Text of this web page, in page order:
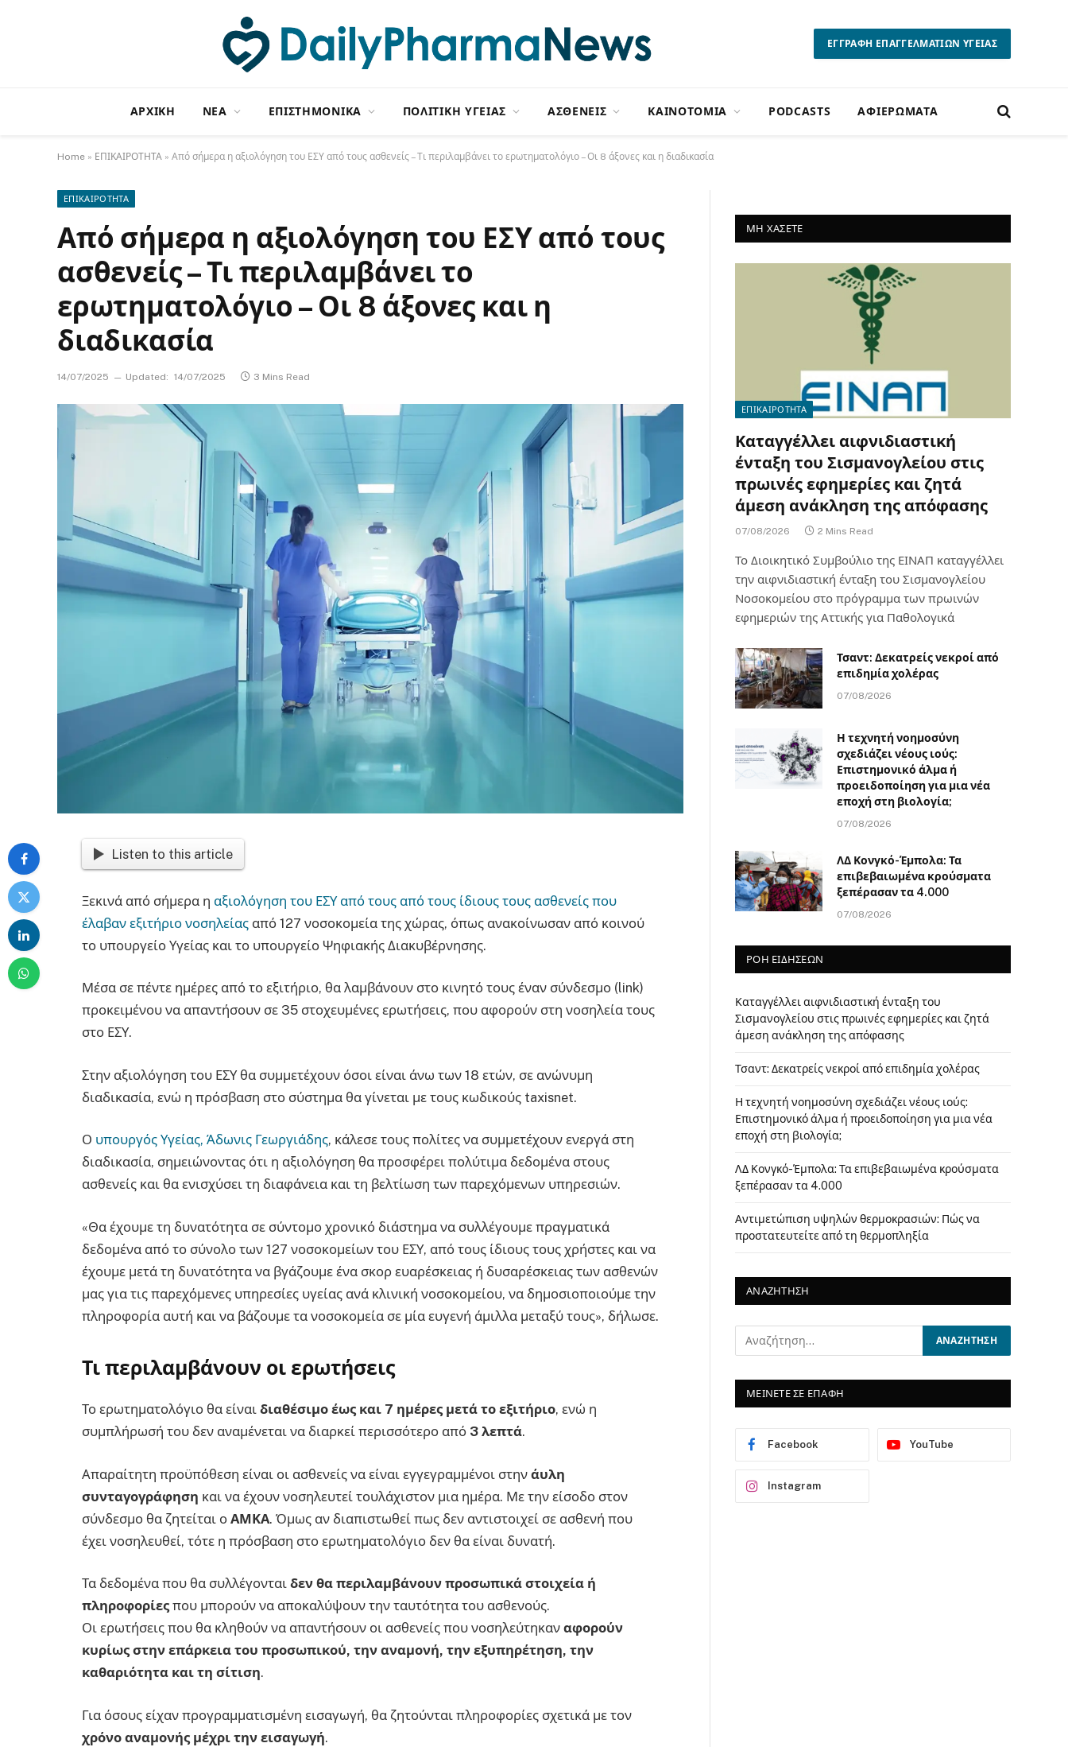
ΕΓΓΡΑΦΗ ΕΠΑΓΓΕΛΜΑΤΙΩΝ ΥΓΕΙΑΣ
ΑΡΧΙΚΗ NΕΑ ΕΠΙΣΤΗΜΟΝΙΚΑ ΠΟΛΙΤΙΚΗ ΥΓΕΙΑΣ ΑΣΘΕΝΕΙΣ ΚΑΙΝΟΤΟΜΙΑ PODCASTS ΑΦΙΕΡΩΜΑΤΑ
Home » ΕΠΙΚΑΙΡΟΤΗΤΑ » Από σήμερα η αξιολόγηση του ΕΣΥ από τους ασθενείς – Τι περιλαμβάνει το ερωτηματολόγιο – Οι 8 άξονες και η διαδικασία
ΕΠΙΚΑΙΡΟΤΗΤΑ
Από σήμερα η αξιολόγηση του ΕΣΥ από τους
ασθενείς – Τι περιλαμβάνει το
ερωτηματολόγιο – Οι 8 άξονες και η
διαδικασία
14/07/2025 Updated: 14/07/2025 3 Mins Read
Listen to this article
Ξεκινά από σήμερα η αξιολόγηση του ΕΣΥ από τους από τους ίδιους τους ασθενείς που
έλαβαν εξιτήριο νοσηλείας από 127 νοσοκομεία της χώρας, όπως ανακοίνωσαν από κοινού
το υπουργείο Υγείας και το υπουργείο Ψηφιακής Διακυβέρνησης.
Μέσα σε πέντε ημέρες από το εξιτήριο, θα λαμβάνουν στο κινητό τους έναν σύνδεσμο (link)
προκειμένου να απαντήσουν σε 35 στοχευμένες ερωτήσεις, που αφορούν στη νοσηλεία τους
στο ΕΣΥ.
Στην αξιολόγηση του ΕΣΥ θα συμμετέχουν όσοι είναι άνω των 18 ετών, σε ανώνυμη
διαδικασία, ενώ η πρόσβαση στο σύστημα θα γίνεται με τους κωδικούς taxisnet.
Ο υπουργός Υγείας, Άδωνις Γεωργιάδης, κάλεσε τους πολίτες να συμμετέχουν ενεργά στη
διαδικασία, σημειώνοντας ότι η αξιολόγηση θα προσφέρει πολύτιμα δεδομένα στους
ασθενείς και θα ενισχύσει τη διαφάνεια και τη βελτίωση των παρεχόμενων υπηρεσιών.
«Θα έχουμε τη δυνατότητα σε σύντομο χρονικό διάστημα να συλλέγουμε πραγματικά
δεδομένα από το σύνολο των 127 νοσοκομείων του ΕΣΥ, από τους ίδιους τους χρήστες και να
έχουμε μετά τη δυνατότητα να βγάζουμε ένα σκορ ευαρέσκειας ή δυσαρέσκειας των ασθενών
μας για τις παρεχόμενες υπηρεσίες υγείας ανά κλινική νοσοκομείου, να δημοσιοποιούμε την
πληροφορία αυτή και να βάζουμε τα νοσοκομεία σε μία ευγενή άμιλλα μεταξύ τους», δήλωσε.
Τι περιλαμβάνουν οι ερωτήσεις
Το ερωτηματολόγιο θα είναι διαθέσιμο έως και 7 ημέρες μετά το εξιτήριο, ενώ η
συμπλήρωσή του δεν αναμένεται να διαρκεί περισσότερο από 3 λεπτά.
Απαραίτητη προϋπόθεση είναι οι ασθενείς να είναι εγγεγραμμένοι στην άυλη
συνταγογράφηση και να έχουν νοσηλευτεί τουλάχιστον μια ημέρα. Με την είσοδο στον
σύνδεσμο θα ζητείται ο ΑΜΚΑ. Όμως αν διαπιστωθεί πως δεν αντιστοιχεί σε ασθενή που
έχει νοσηλευθεί, τότε η πρόσβαση στο ερωτηματολόγιο δεν θα είναι δυνατή.
Τα δεδομένα που θα συλλέγονται δεν θα περιλαμβάνουν προσωπικά στοιχεία ή
πληροφορίες που μπορούν να αποκαλύψουν την ταυτότητα του ασθενούς.
Οι ερωτήσεις που θα κληθούν να απαντήσουν οι ασθενείς που νοσηλεύτηκαν αφορούν
κυρίως στην επάρκεια του προσωπικού, την αναμονή, την εξυπηρέτηση, την
καθαριότητα και τη σίτιση.
Για όσους είχαν προγραμματισμένη εισαγωγή, θα ζητούνται πληροφορίες σχετικά με τον
χρόνο αναμονής μέχρι την εισαγωγή.
ΜΗ ΧΑΣΕΤΕ
ΕΠΙΚΑΙΡΟΤΗΤΑ
Καταγγέλλει αιφνιδιαστική
ένταξη του Σισμανογλείου στις
πρωινές εφημερίες και ζητά
άμεση ανάκληση της απόφασης
07/08/2026 2 Mins Read
Το Διοικητικό Συμβούλιο της ΕΙΝΑΠ καταγγέλλει
την αιφνιδιαστική ένταξη του Σισμανογλείου
Νοσοκομείου στο πρόγραμμα των πρωινών
εφημεριών της Αττικής για Παθολογικά
Τσαντ: Δεκατρείς νεκροί από
επιδημία χολέρας
07/08/2026
Η τεχνητή νοημοσύνη
σχεδιάζει νέους ιούς:
Επιστημονικό άλμα ή
προειδοποίηση για μια νέα
εποχή στη βιολογία;
07/08/2026
ΛΔ Κονγκό-Έμπολα: Τα
επιβεβαιωμένα κρούσματα
ξεπέρασαν τα 4.000
07/08/2026
ΡΟΗ ΕΙΔΗΣΕΩΝ
Καταγγέλλει αιφνιδιαστική ένταξη του
Σισμανογλείου στις πρωινές εφημερίες και ζητά
άμεση ανάκληση της απόφασης
Τσαντ: Δεκατρείς νεκροί από επιδημία χολέρας
Η τεχνητή νοημοσύνη σχεδιάζει νέους ιούς:
Επιστημονικό άλμα ή προειδοποίηση για μια νέα
εποχή στη βιολογία;
ΛΔ Κονγκό-Έμπολα: Τα επιβεβαιωμένα κρούσματα
ξεπέρασαν τα 4.000
Αντιμετώπιση υψηλών θερμοκρασιών: Πώς να
προστατευτείτε από τη θερμοπληξία
ΑΝΑΖΗΤΗΣΗ
ΜΕΙΝΕΤΕ ΣΕ ΕΠΑΦΗ
Facebook YouTube
Instagram